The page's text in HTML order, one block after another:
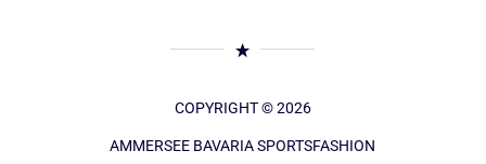
COPYRIGHT © 2026
AMMERSEE BAVARIA SPORTSFASHION